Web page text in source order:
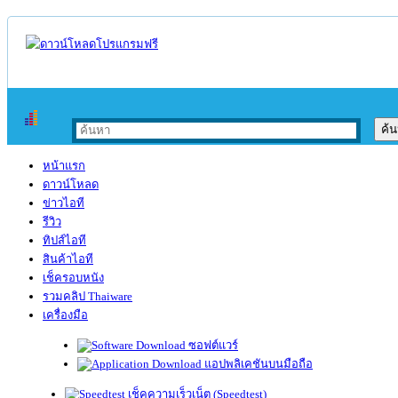
หน้าแรก
ดาวน์โหลด
ข่าวไอที
รีวิว
ทิปส์ไอที
สินค้าไอที
เช็ครอบหนัง
รวมคลิป Thaiware
เครื่องมือ
ซอฟต์แวร์
แอปพลิเคชันบนมือถือ
เช็คความเร็วเน็ต (Speedtest)